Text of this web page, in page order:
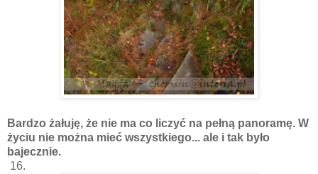
Bardzo żałuję, że nie ma co liczyć na pełną panoramę. W
życiu nie można mieć wszystkiego... ale i tak było
bajecznie.
16.